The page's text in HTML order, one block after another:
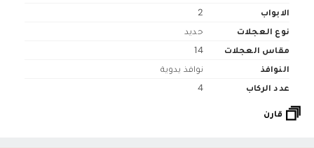
الابواب
2
نوع العجلات
حديد
مقاس العجلات
14
النوافذ
نوافذ يدوية
عدد الركاب
4
قارن